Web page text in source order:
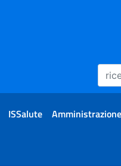
ISSalute